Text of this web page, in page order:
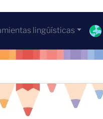
lingüísticas